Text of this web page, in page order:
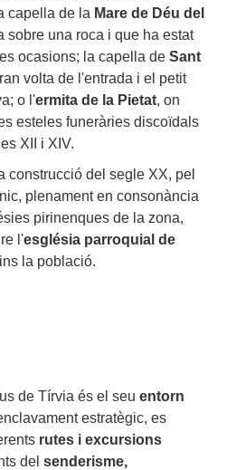
capella de la Mare de Déu del
sobre una roca i que ha estat
ocasions; la capella de Sant
volta de l'entrada i el petit
o l'ermita de la Pietat, on
esteles funeràries discoïdals
XII i XIV.
construcció del segle XX, pel
plenament en consonància
pirinenques de la zona,
l'església parroquial de
la població.
de Tírvia és el seu entorn
estratègic, es
rutes i excursions
del senderisme,